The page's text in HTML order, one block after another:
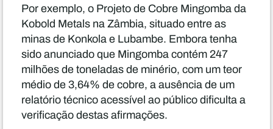
Por exemplo, o Projeto de Cobre Mingomba da
Kobold Metals na Zâmbia, situado entre as
minas de Konkola e Lubambe. Embora tenha
sido anunciado que Mingomba contém 247
milhões de toneladas de minério, com um teor
médio de 3,64% de cobre, a ausência de um
relatório técnico acessível ao público dificulta a
verificação destas afirmações.